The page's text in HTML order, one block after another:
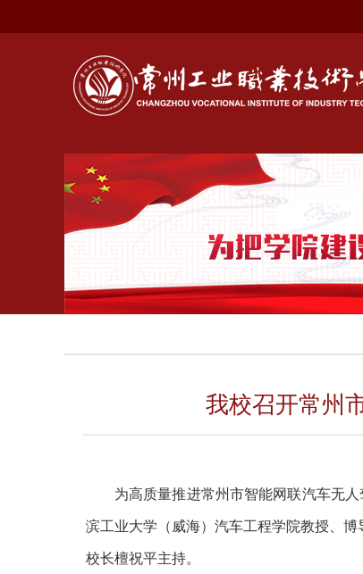
我校召开常州
为高质量推进常州市智能网联汽车无
滨工业大学 （威海）汽车工程学院教授、博
校长檀祝平主持。